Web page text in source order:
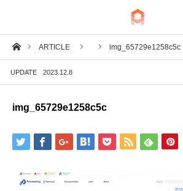
ホームARTICLE img_65729e1258c5c
UPDATE 2023.12.8
img_65729e1258c5c
BIM
IoT